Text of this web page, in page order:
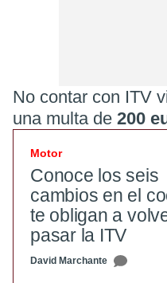
No contar con ITV
una multa de 200
Motor
Conoce los seis
cambios en el
te obligan a
pasar la ITV
David Marchante